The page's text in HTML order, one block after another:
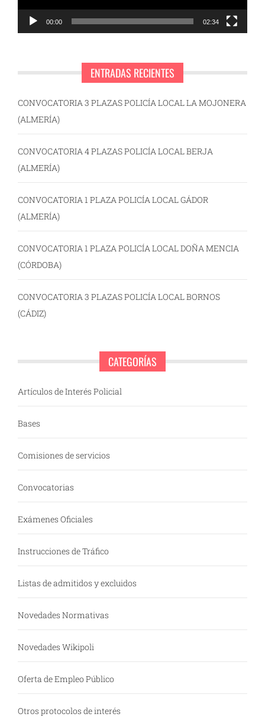
00:00 02:34
ENTRADAS RECIENTES
CONVOCATORIA 3 PLAZAS POLICÍA LOCAL LA MOJONERA
(ALMERÍA)
CONVOCATORIA 4 PLAZAS POLICÍA LOCAL BERJA
(ALMERÍA)
CONVOCATORIA 1 PLAZA POLICÍA LOCAL GÁDOR
(ALMERÍA)
CONVOCATORIA 1 PLAZA POLICÍA LOCAL DOÑA MENCIA
(CÓRDOBA)
CONVOCATORIA 3 PLAZAS POLICÍA LOCAL BORNOS
(CÁDIZ)
CATEGORÍAS
Artículos de Interés Policial
Bases
Comisiones de servicios
Convocatorias
Exámenes Oficiales
Instrucciones de Tráfico
Listas de admitidos y excluidos
Novedades Normativas
Novedades Wikipoli
Oferta de Empleo Público
Otros protocolos de interés